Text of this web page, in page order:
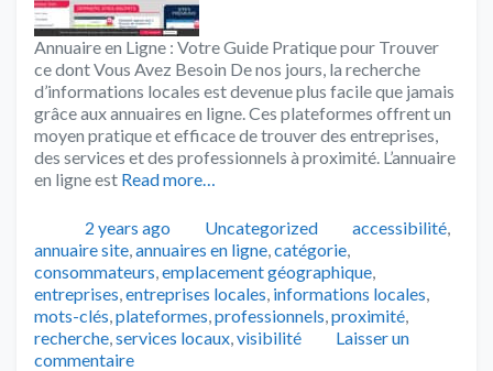
Annuaire en Ligne : Votre Guide Pratique pour Trouver
ce dont Vous Avez Besoin De nos jours, la recherche
d’informations locales est devenue plus facile que jamais
grâce aux annuaires en ligne. Ces plateformes offrent un
moyen pratique et efficace de trouver des entreprises,
des services et des professionnels à proximité. L’annuaire
en ligne est Read more…
Publié2 years ago Catégories
Uncategorized Tags
accessibilité,
annuaire site,annuaires en ligne,catégorie,
consommateurs,emplacement géographique,
entreprises,entreprises locales, informations locales,
mots-clés,plateformes,professionnels,proximité,
recherche,services locaux,visibilité
Laisser un
commentaire